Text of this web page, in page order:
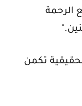
الرحمة
تكمن